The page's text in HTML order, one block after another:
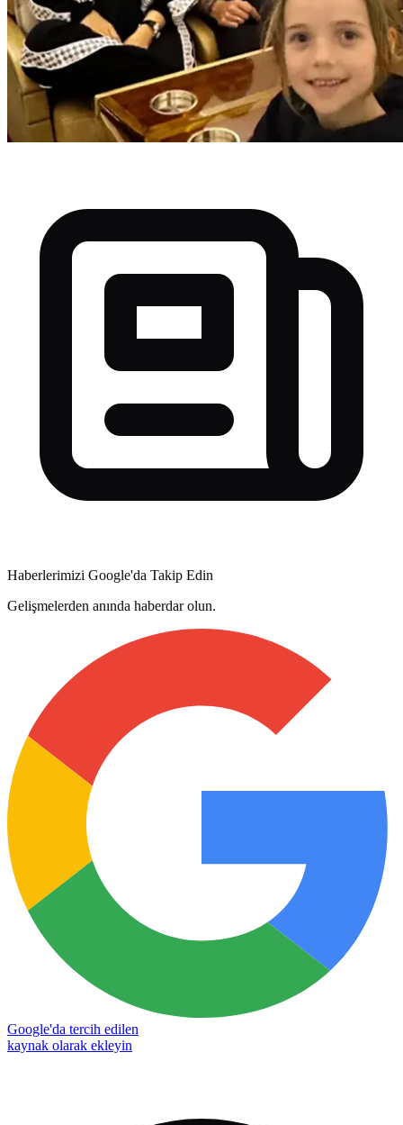
Haberlerimizi Google'da Takip Edin
Gelişmelerden anında haberdar olun.
Google'da tercih edilen
kaynak olarak ekleyin